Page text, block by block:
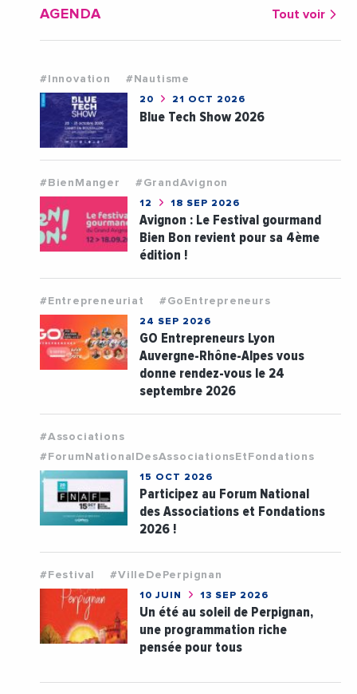
AGENDA Tout voir
#Innovation #Nautisme
20 21 OCT 2026
Blue Tech Show 2026
#BienManger #GrandAvignon
12 18 SEP 2026
Avignon : Le Festival gourmand
Bien Bon revient pour sa 4ème
édition !
#Entrepreneuriat #GoEntrepreneurs
24 SEP 2026
GO Entrepreneurs Lyon
Auvergne-Rhône-Alpes vous
donne rendez-vous le 24
septembre 2026
#Associations
#ForumNationalDesAssociationsEtFondations
15 OCT 2026
Participez au Forum National
des Associations et Fondations
2026 !
#Festival #VilleDePerpignan
10 JUIN 13 SEP 2026
Un été au soleil de Perpignan,
une programmation riche
pensée pour tous